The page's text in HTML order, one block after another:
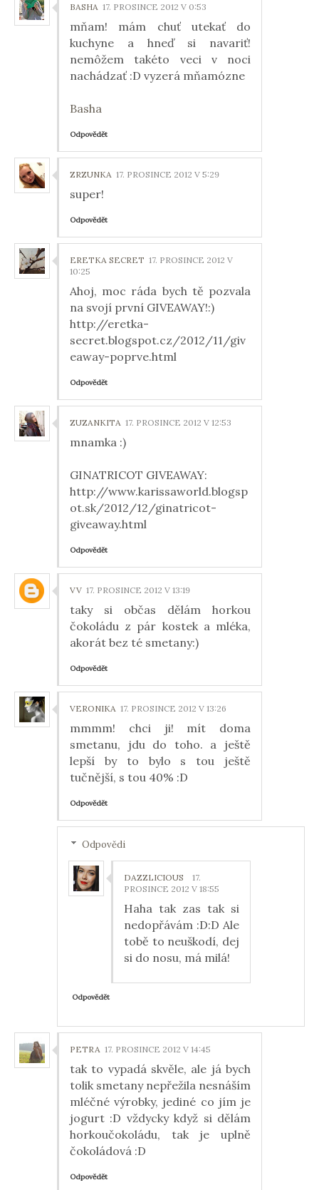
BASHA 17. PROSINCE 2012 V 0:53
mňam! mám chuť utekať do
kuchyne a hneď si navariť!
nemôžem takéto veci v noci
nachádzať :D vyzerá mňamózne
Basha
Odpovědět
ZRZUNKA 17. PROSINCE 2012 V 5:29
super!
Odpovědět
ERETKA SECRET 17. PROSINCE 2012 V
10:25
Ahoj, moc ráda bych tě pozvala
na svojí první GIVEAWAY!:)
http://eretka-
secret.blogspot.cz/2012/11/giv
eaway-poprve.html
Odpovědět
ZUZANKITA 17. PROSINCE 2012 V 12:53
mnamka :)
GINATRICOT GIVEAWAY:
http://www.karissaworld.blogsp
ot.sk/2012/12/ginatricot-
giveaway.html
Odpovědět
VV 17. PROSINCE 2012 V 13:19
taky si občas dělám horkou
čokoládu z pár kostek a mléka,
akorát bez té smetany:)
Odpovědět
VERONIKA 17. PROSINCE 2012 V 13:26
mmmm! chci ji! mít doma
smetanu, jdu do toho. a ještě
lepší by to bylo s tou ještě
tučnější, s tou 40% :D
Odpovědět
Odpovědi
DAZZLICIOUS
17.
PROSINCE 2012 V 18:55
Haha tak zas tak si
nedopřávám :D:D Ale
tobě to neuškodí, dej
si do nosu, má milá!
Odpovědět
PETRA 17. PROSINCE 2012 V 14:45
tak to vypadá skvěle, ale já bych
tolik smetany nepřežila nesnáším
mléčné výrobky, jediné co jím je
jogurt :D vždycky když si dělám
horkoučokoládu, tak je uplně
čokoládová :D
Odpovědět